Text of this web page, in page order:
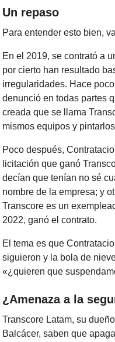
Un repaso
Para entender esto bien,
En el 2019, se contrató a
por cierto han resultado
irregularidades. Hace
denunció en todas partes
creada que se llama
mismos equipos y
Poco después,
licitación que ganó
decían que tenían no sé
nombre de la empresa; y
Transcore es un
2022, ganó el contrato.
El tema es que
siguieron y la bola de
«¿quieren que
¿Amenaza a la
Transcore Latam, su
Balcácer, saben que